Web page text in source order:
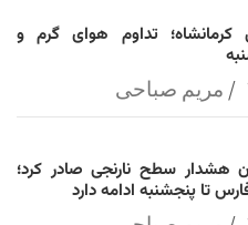
تداوم هوای گرم و
مریم صباحی
هشدار سطح نارنجی صادر کرد؛
تا پنجشنبه ادامه دارد